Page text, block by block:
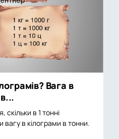
Вага в
скільки в 1 тонні
вагу в кілограми в тонни.